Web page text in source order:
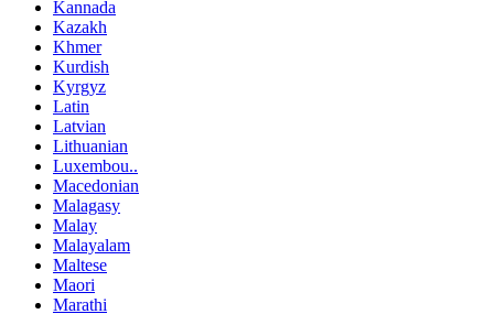
Kannada
Kazakh
Khmer
Kurdish
Kyrgyz
Latin
Latvian
Lithuanian
Luxembou..
Macedonian
Malagasy
Malay
Malayalam
Maltese
Maori
Marathi